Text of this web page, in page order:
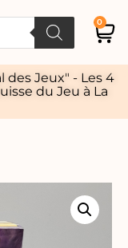
0
des Jeux" - Les 4
du Jeu à La